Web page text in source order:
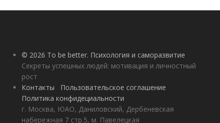
© 2026 To be better. Психология и саморазвитие
Секреты успешных людей: мотивация и личностный
рост
Контакты
Пользовательское соглашение
Политика конфидециальности
г. Москва, ЮАО, Даниловский, Дербеневская
набережная 7 стр.5, м. Павелецкая